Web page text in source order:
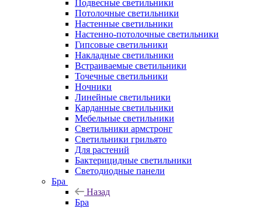
Подвесные светильники
Потолочные светильники
Настенные светильники
Настенно-потолочные светильники
Гипсовые светильники
Накладные светильники
Встраиваемые светильники
Точечные светильники
Ночники
Линейные светильники
Карданные светильники
Мебельные светильники
Светильники армстронг
Светильники грильято
Для растений
Бактерицидные светильники
Светодиодные панели
Бра
Назад
Бра